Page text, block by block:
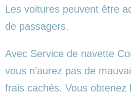
Les voitures peuvent être
de passagers.
Avec Service de navette
vous n’aurez pas de
frais cachés. Vous obtenez